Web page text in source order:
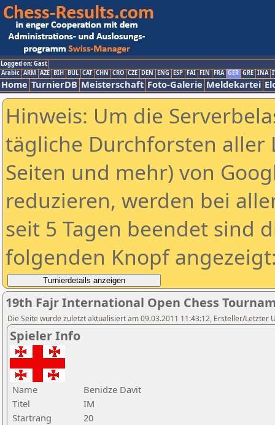
Logged on: Gast
Arabic ARM AZE BIH BUL CAT CHN CRO CZE DEN ENG ESP FAI FIN FRA GER GRE INA
Home TurnierDB Meisterschaft Foto-Galerie Meldekartei
Hinweis: Um die
tägliche Durchforsten aller
Seiten und mehr) von
reduzieren, werden bei
seit 5 Tagen beendet sind
folgenden Knopf
19th Fajr International Open Chess
Die Seite wurde zuletzt aktualisiert am 09.03.2011 11:43:12, Ersteller/Letzter
Spieler Info
Name
Benidze Davit
Titel
IM
Startrang
20